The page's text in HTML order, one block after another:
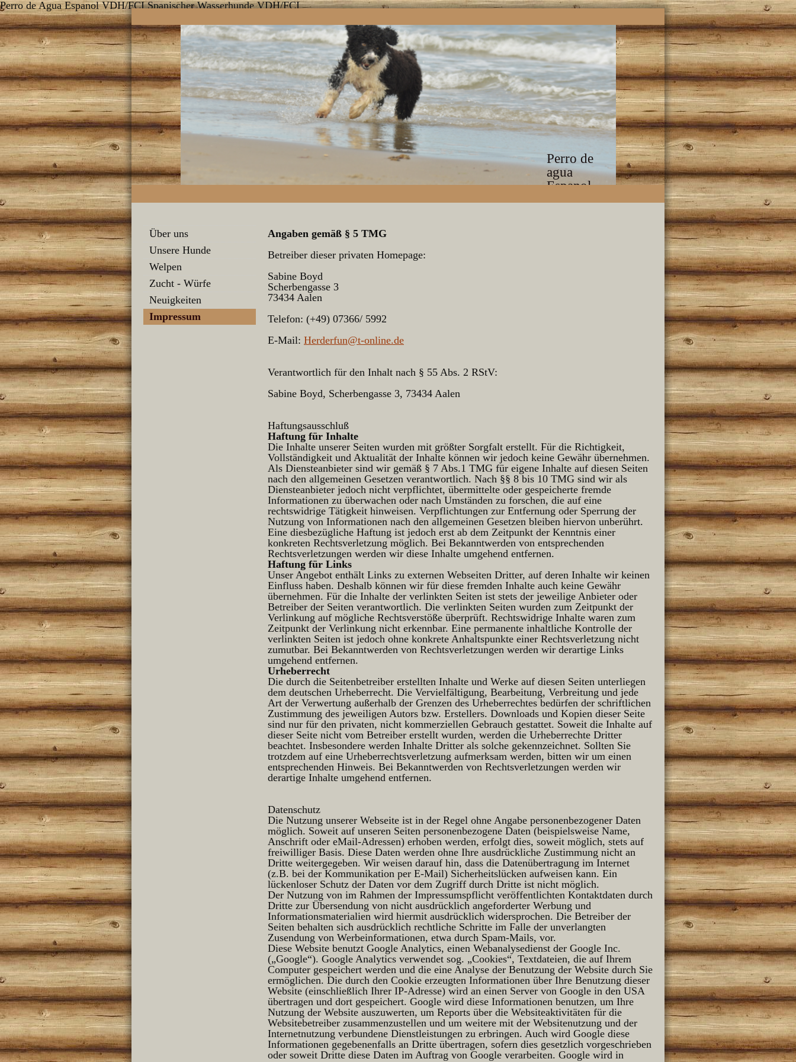
Perro de
agua
Espanol
Über uns
Unsere Hunde
Welpen
Zucht - Würfe
Neuigkeiten
Impressum
Angaben gemäß § 5 TMG
Betreiber dieser privaten Homepage:
Sabine Boyd
Scherbengasse 3
73434 Aalen
Telefon: (+49) 07366/ 5992
E-Mail: Herderfun@t-online.de
Verantwortlich für den Inhalt nach § 55 Abs. 2 RStV:
Sabine Boyd, Scherbengasse 3, 73434 Aalen
Haftungsausschluß
Haftung für Inhalte
Die Inhalte unserer Seiten wurden mit größter Sorgfalt erstellt. Für die Richtigkeit,
Vollständigkeit und Aktualität der Inhalte können wir jedoch keine Gewähr übernehmen.
Als Diensteanbieter sind wir gemäß § 7 Abs.1 TMG für eigene Inhalte auf diesen Seiten
nach den allgemeinen Gesetzen verantwortlich. Nach §§ 8 bis 10 TMG sind wir als
Diensteanbieter jedoch nicht verpflichtet, übermittelte oder gespeicherte fremde
Informationen zu überwachen oder nach Umständen zu forschen, die auf eine
rechtswidrige Tätigkeit hinweisen. Verpflichtungen zur Entfernung oder Sperrung der
Nutzung von Informationen nach den allgemeinen Gesetzen bleiben hiervon unberührt.
Eine diesbezügliche Haftung ist jedoch erst ab dem Zeitpunkt der Kenntnis einer
konkreten Rechtsverletzung möglich. Bei Bekanntwerden von entsprechenden
Rechtsverletzungen werden wir diese Inhalte umgehend entfernen.
Haftung für Links
Unser Angebot enthält Links zu externen Webseiten Dritter, auf deren Inhalte wir keinen
Einfluss haben. Deshalb können wir für diese fremden Inhalte auch keine Gewähr
übernehmen. Für die Inhalte der verlinkten Seiten ist stets der jeweilige Anbieter oder
Betreiber der Seiten verantwortlich. Die verlinkten Seiten wurden zum Zeitpunkt der
Verlinkung auf mögliche Rechtsverstöße überprüft. Rechtswidrige Inhalte waren zum
Zeitpunkt der Verlinkung nicht erkennbar. Eine permanente inhaltliche Kontrolle der
verlinkten Seiten ist jedoch ohne konkrete Anhaltspunkte einer Rechtsverletzung nicht
zumutbar. Bei Bekanntwerden von Rechtsverletzungen werden wir derartige Links
umgehend entfernen.
Urheberrecht
Die durch die Seitenbetreiber erstellten Inhalte und Werke auf diesen Seiten unterliegen
dem deutschen Urheberrecht. Die Vervielfältigung, Bearbeitung, Verbreitung und jede
Art der Verwertung außerhalb der Grenzen des Urheberrechtes bedürfen der schriftlichen
Zustimmung des jeweiligen Autors bzw. Erstellers. Downloads und Kopien dieser Seite
sind nur für den privaten, nicht kommerziellen Gebrauch gestattet. Soweit die Inhalte auf
dieser Seite nicht vom Betreiber erstellt wurden, werden die Urheberrechte Dritter
beachtet. Insbesondere werden Inhalte Dritter als solche gekennzeichnet. Sollten Sie
trotzdem auf eine Urheberrechtsverletzung aufmerksam werden, bitten wir um einen
entsprechenden Hinweis. Bei Bekanntwerden von Rechtsverletzungen werden wir
derartige Inhalte umgehend entfernen.
Datenschutz
Die Nutzung unserer Webseite ist in der Regel ohne Angabe personenbezogener Daten
möglich. Soweit auf unseren Seiten personenbezogene Daten (beispielsweise Name,
Anschrift oder eMail-Adressen) erhoben werden, erfolgt dies, soweit möglich, stets auf
freiwilliger Basis. Diese Daten werden ohne Ihre ausdrückliche Zustimmung nicht an
Dritte weitergegeben. Wir weisen darauf hin, dass die Datenübertragung im Internet
(z.B. bei der Kommunikation per E-Mail) Sicherheitslücken aufweisen kann. Ein
lückenloser Schutz der Daten vor dem Zugriff durch Dritte ist nicht möglich.
Der Nutzung von im Rahmen der Impressumspflicht veröffentlichten Kontaktdaten durch
Dritte zur Übersendung von nicht ausdrücklich angeforderter Werbung und
Informationsmaterialien wird hiermit ausdrücklich widersprochen. Die Betreiber der
Seiten behalten sich ausdrücklich rechtliche Schritte im Falle der unverlangten
Zusendung von Werbeinformationen, etwa durch Spam-Mails, vor.
Diese Website benutzt Google Analytics, einen Webanalysedienst der Google Inc.
(„Google“). Google Analytics verwendet sog. „Cookies“, Textdateien, die auf Ihrem
Computer gespeichert werden und die eine Analyse der Benutzung der Website durch Sie
ermöglichen. Die durch den Cookie erzeugten Informationen über Ihre Benutzung dieser
Website (einschließlich Ihrer IP-Adresse) wird an einen Server von Google in den USA
übertragen und dort gespeichert. Google wird diese Informationen benutzen, um Ihre
Nutzung der Website auszuwerten, um Reports über die Websiteaktivitäten für die
Websitebetreiber zusammenzustellen und um weitere mit der Websitenutzung und der
Internetnutzung verbundene Dienstleistungen zu erbringen. Auch wird Google diese
Informationen gegebenenfalls an Dritte übertragen, sofern dies gesetzlich vorgeschrieben
oder soweit Dritte diese Daten im Auftrag von Google verarbeiten. Google wird in
Perro de Agua Espanol VDH/FCI Spanischer Wasserhunde VDH/FCI